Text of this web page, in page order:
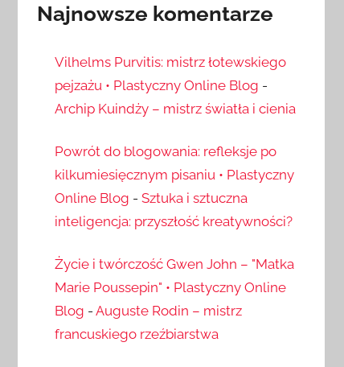
Najnowsze komentarze
Vilhelms Purvitis: mistrz łotewskiego
pejzażu • Plastyczny Online Blog -
Archip Kuindży – mistrz światła i cienia
Powrót do blogowania: refleksje po
kilkumiesięcznym pisaniu • Plastyczny
Online Blog - Sztuka i sztuczna
inteligencja: przyszłość kreatywności?
Życie i twórczość Gwen John – "Matka
Marie Poussepin" • Plastyczny Online
Blog - Auguste Rodin – mistrz
francuskiego rzeźbiarstwa